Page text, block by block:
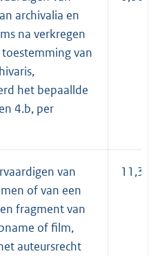
archivalia en
na verkregen
van
het bepaallde
4.b, per
van
of van een
fragment van
of film,
auteursrecht
11,30